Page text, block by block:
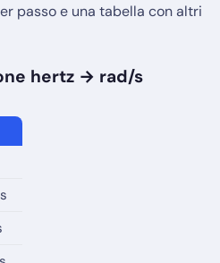
passo e una tabella con altri
hertz → rad/s